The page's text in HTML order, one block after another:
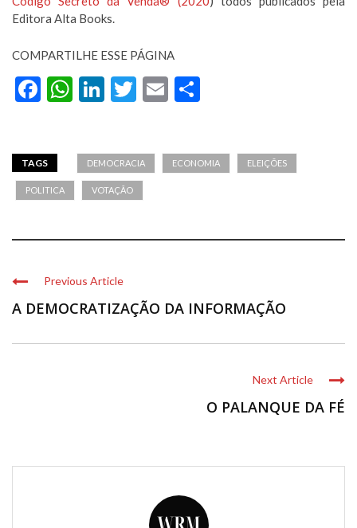
Editora Alta Books.
COMPARTILHE ESSE PÁGINA
Facebook
WhatsApp
LinkedIn
Twitter
Email
TAGS DEMOCRACIA ECONOMIA ELEIÇÕES
POLITICA VOTAÇÃO
Previous Article
A DEMOCRATIZAÇÃO DA INFORMAÇÃO
Next Article
O PALANQUE DA FÉ